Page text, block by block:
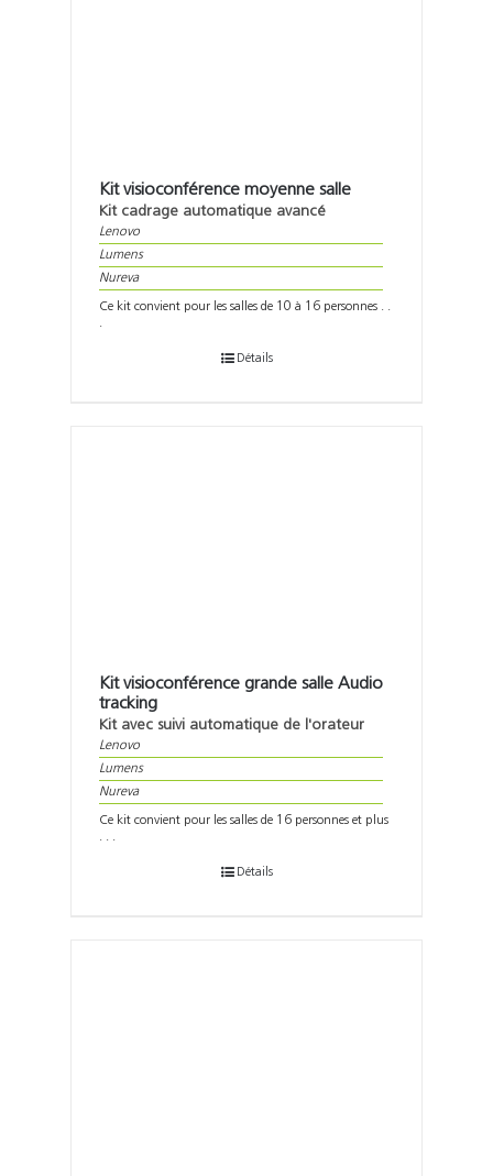
Kit visioconférence moyenne salle
Kit cadrage automatique avancé
Lenovo
Lumens
Nureva
Ce kit convient pour les salles de 10 à 16 personnes . .
.
Détails
Kit visioconférence grande salle Audio
tracking
Kit avec suivi automatique de l'orateur
Lenovo
Lumens
Nureva
Ce kit convient pour les salles de 16 personnes et plus
. . .
Détails